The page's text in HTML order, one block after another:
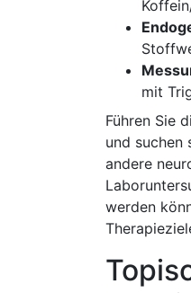
mit
Führen⁣ Sie
und suchen
andere
werden